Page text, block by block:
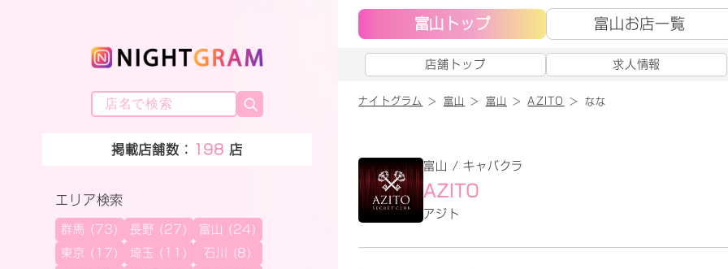
掲載店舗数： 198 店
エリア検索
群馬 (73) 長野 (27) 富山 (24)
東京 (17) 埼玉 (11) 石川 (8)
富山トップ 富山お店一覧
店舗トップ 求人情報
ナイトグラム 富山 富山 AZITO なな
富山 / キャバクラ
AZITO
アジト